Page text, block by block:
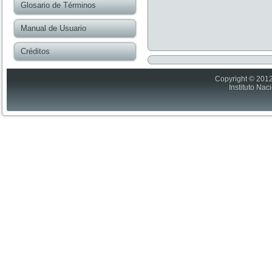
Glosario de Términos
Manual de Usuario
Créditos
Copyright ©
Instituto